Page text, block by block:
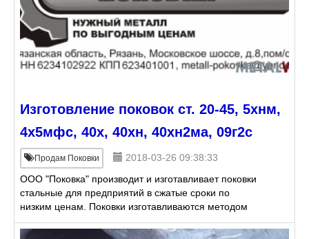
Изготовление поковок ст. 20-45, 5хнм,
4х5мфс, 40х, 40хн, 40хн2ма, 09г2с
Продам Поковки
2018-03-26 09:38:33
ООО "Поковка" производит и изготавливает поковки
стальные для предприятий в сжатые сроки по
низким ценам. Поковки изготавливаются методом
свободной ковки по тех. требованиям и чертежам
заказчика, из у